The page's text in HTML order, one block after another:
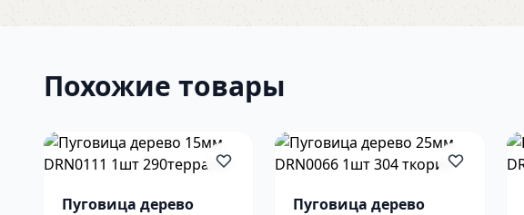
Похожие товары
Пуговица дерево
Пуговица дерево